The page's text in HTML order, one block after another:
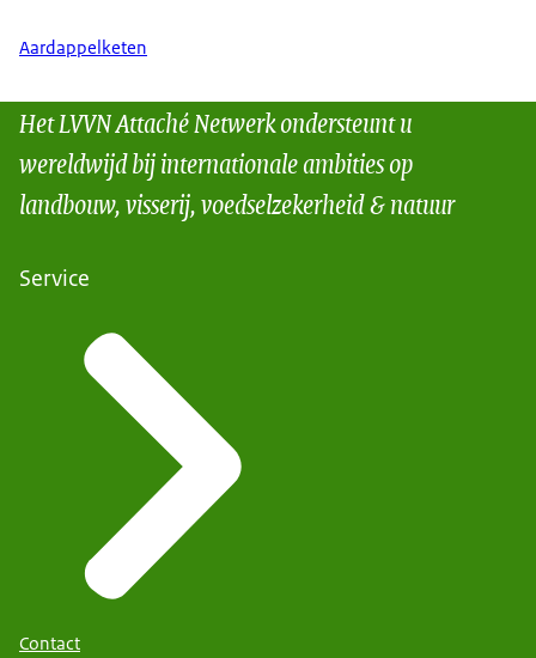
Aardappelketen
Het LVVN Attaché Netwerk ondersteunt u
wereldwijd bij internationale ambities op
landbouw, visserij, voedselzekerheid & natuur
Service
Contact